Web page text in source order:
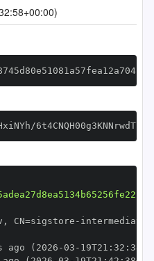
, CN=sigstore -
ago (2026 -03 - 19T21 : 32 :